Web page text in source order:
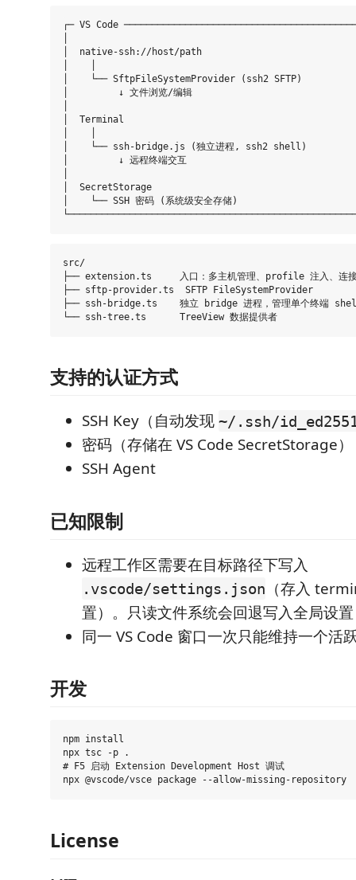
┌─ VS Code
│  native-ssh://host/path
│    └── SftpFileSystemProvider (ssh2 SFTP)
│         ↓ 文件浏览/编辑
│  Terminal
│    └── ssh-bridge.js (独立进程, ssh2 shell)
│         ↓ 远程终端交互
│  SecretStorage
│    └── SSH 密码 (系统级安全存储)
src/
├── extension.ts     入口：多主机管理、profile 注入、连
├── sftp-provider.ts  SFTP FileSystemProvider
├── ssh-bridge.ts    独立 bridge 进程，管理单个终端
支持的认证方式
SSH Key（自动发现 ~/.ssh/
密码（存储在 VS Code SecretStorage）
SSH Agent
已知限制
远程工作区需要在目标路径下写入
.vscode/settings.json （存入
置）。只读文件系统会回退写入全局设
同一 VS Code 窗口一次只能维持一个活
开发
npm install
npx tsc -p .
# F5 启动 Extension Development Host 调试
License